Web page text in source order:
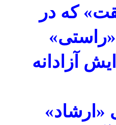
که در
آزادانه
«ارشاد»